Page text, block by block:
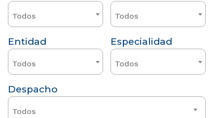
Todos Todos
Entidad
Todos
Especialidad
Todos
Despacho
Todos